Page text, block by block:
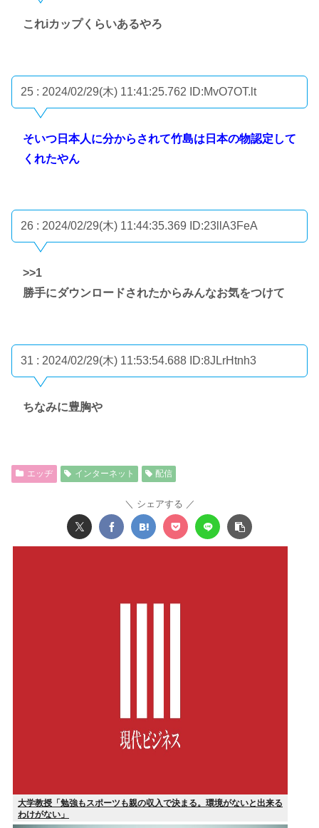
これiカップくらいあるやろ
25 : 2024/02/29(木) 11:41:25.762 ID:MvO7OT.lt
そいつ日本人に分からされて竹島は日本の物認定して
くれたやん
26 : 2024/02/29(木) 11:44:35.369 ID:23llA3FeA
>>1
勝手にダウンロードされたからみんなお気をつけて
31 : 2024/02/29(木) 11:53:54.688 ID:8JLrHtnh3
ちなみに豊胸や
エッヂ インターネット 配信
シェアする
大学教授「勉強もスポーツも親の収入で決まる。環境がないと出来る
わけがない」